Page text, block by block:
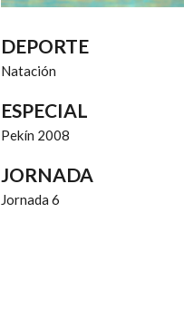
DEPORTE
Natación
ESPECIAL
Pekín 2008
JORNADA
Jornada 6